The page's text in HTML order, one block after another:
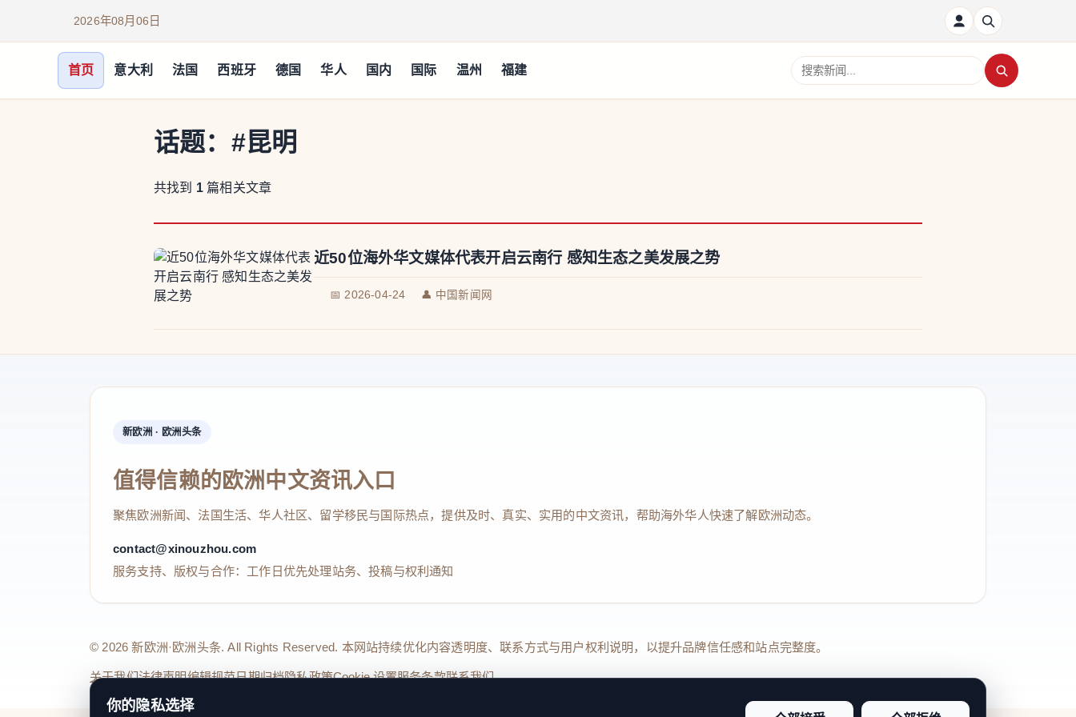
2026年08月06日
首页 意大利 法国 西班牙 德国 华人 国内 国际 温州 福建
搜索新闻
话题： #昆明
共找到 1 篇相关文章
近50位海外华文媒体代表开启云南行 感知生态之美发展之势
📅 2026-04-24 👤 中国新闻网
新欧洲 · 欧洲头条
值得信赖的欧洲中文资讯入口
聚焦欧洲新闻、法国生活、华人社区、留学移民与国际热点，提供及时、真实、实用的中文资讯，帮助海外华人快速了解欧洲动态。
contact@xinouzhou.com
服务支持、版权与合作：工作日优先处理站务、投稿与权利通知
© 2026 新欧洲·欧洲头条. All Rights Reserved. 本网站持续优化内容透明度、联系方式与用户权利说明，以提升品牌信任感和站点完整度。
关于我们法律声明编辑规范日期归档隐私政策Cookie 设置服务条款联系我们
你的隐私选择